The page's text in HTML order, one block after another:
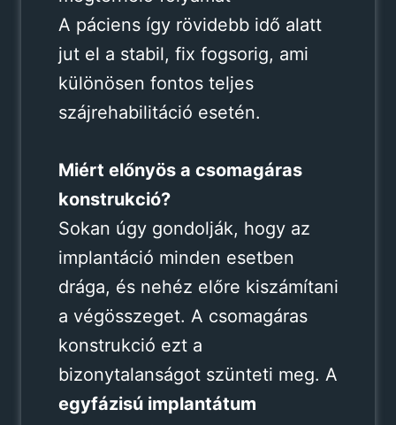
A páciens így rövidebb idő alatt
jut el a stabil, fix fogsorig, ami
különösen fontos teljes
szájrehabilitáció esetén.
Miért előnyös a csomagáras
konstrukció?
Sokan úgy gondolják, hogy az
implantáció minden esetben
drága, és nehéz előre kiszámítani
a végösszeget. A csomagáras
konstrukció ezt a
bizonytalanságot szünteti meg. A
egyfázisú implantátum